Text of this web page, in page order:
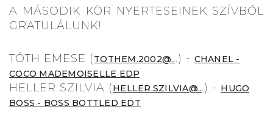
A MÁSODIK KÖR NYERTESEINEK SZÍVBŐL
GRATULÁLUNK!
TÓTH EMESE (TOTHEM.2002@...) - CHANEL -
COCO MADEMOISELLE EDP
HELLER SZILVIA (HELLER.SZILVIA@...) - HUGO
BOSS - BOSS BOTTLED EDT